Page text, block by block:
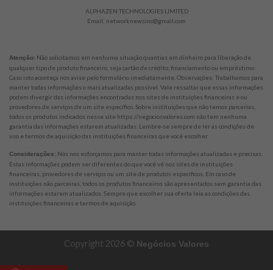
ALPHAZEN TECHNOLOGIES LIMITED
Email: networknewsinc@gmail.com
Atenção: Não solicitamos em nenhuma situação quantias em dinheiro para liberação de
qualquer tipo de produto financeiro, seja cartão de crédito, financiamento ou empréstimo.
Caso isto aconteça nos avise pelo formulário imediatamente. Observações: Trabalhamos para
manter todas informações o mais atualizadas possível. Vale ressaltar que essas informações
podem divergir das informações encontradas nos sites de instituições financeiras e ou
provedores de serviços de um site específico. Sobre instituições que não temos parcerias,
todos os produtos indicados nesse site https://negociosvalores.com não tem nenhuma
garantia das informações estarem atualizadas. Lembre-se sempre de ler as condições de
uso e termos de aquisição das instituições financeiras que você escolher.
Considerações: Nós nos esforçamos para manter todas informações atualizadas e precisas.
Estas informações podem ser diferentes do que você vê nos sites de instituições
financeiras, provedores de serviços ou um site de produtos específicos. Em caso de
instituições não parceiras, todos os produtos financeiros são apresentados sem garantia das
informações estarem atualizados. Sempre que escolher sua oferta leia as condições das
instituições financeiras e termos de aquisição.
Copyright 2026 © Negócios Valores